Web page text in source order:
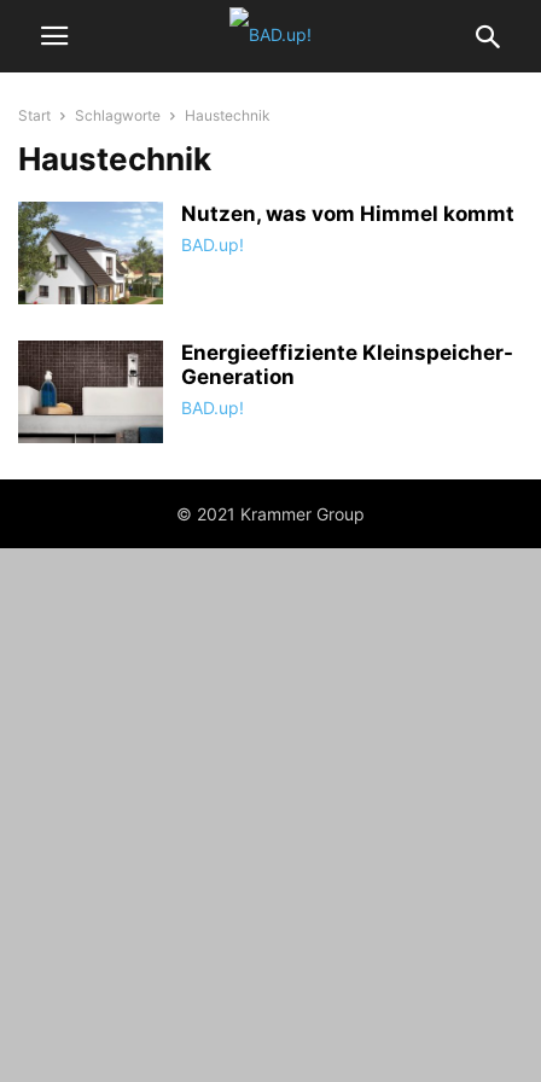
Start Schlagworte Haustechnik
Haustechnik
Nutzen, was vom Himmel kommt
BAD.up!
Energieeffiziente Kleinspeicher-
Generation
BAD.up!
© 2021 Krammer Group